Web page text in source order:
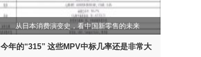
从日本消费演变史，看中国新零售的未来
今年的“315” 这些MPV中标几率还是非常大